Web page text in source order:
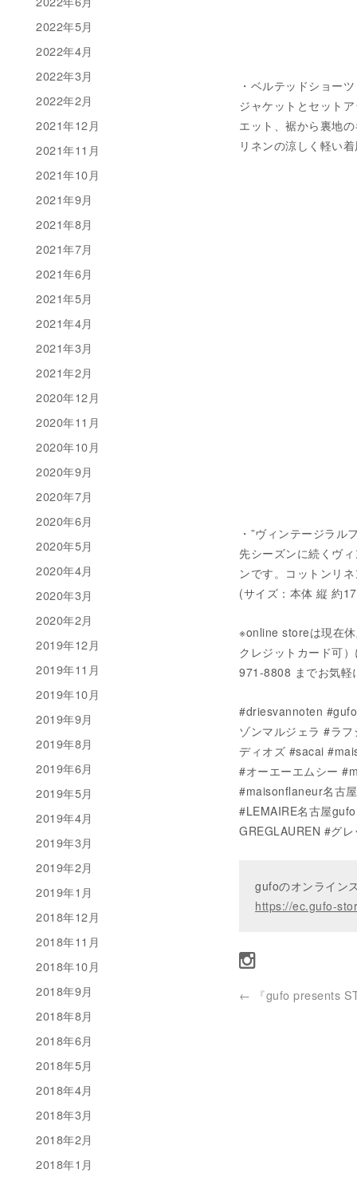
・ベルテッドショー
ジャケットとセット
エット、裾から裏地
リネンの涼しく軽い
・”ヴィンテージラ
先シーズンに続くヴ
ンです。コットンリ
(サイズ：本体 縦 約
※online storeは現在
クレジットカード可
971-8808 までお気軽
#driesvannoten
ゾンマルジェラ #ラ
ディオズ #sacai
#オーエーエムシー
#maisonflaneur名古
#LEMAIRE名古屋
GREGLAUREN #グ
gufoのオンライン
https://ec.gufo-
← 『gufo presents
2022年5月
2022年4月
2022年3月
2022年2月
2021年12月
2021年11月
2021年10月
2021年9月
2021年8月
2021年7月
2021年6月
2021年5月
2021年4月
2021年3月
2021年2月
2020年12月
2020年11月
2020年10月
2020年9月
2020年7月
2020年6月
2020年5月
2020年4月
2020年3月
2020年2月
2019年12月
2019年11月
2019年10月
2019年9月
2019年8月
2019年6月
2019年5月
2019年4月
2019年3月
2019年2月
2019年1月
2018年12月
2018年11月
2018年10月
2018年9月
2018年8月
2018年6月
2018年5月
2018年4月
2018年3月
2018年2月
2018年1月